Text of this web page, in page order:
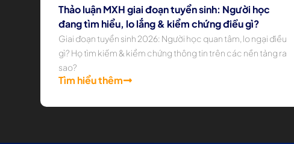
Thảo luận MXH giai đoạn tuyển sinh: Người học
đang tìm hiểu, lo lắng & kiểm chứng điều gì?
Giai đoạn tuyển sinh 2026: Người học quan tâm, lo ngại điều
gì? Họ tìm kiếm & kiểm chứng thông tin trên các nền tảng ra
sao?
Tìm hiểu thêm